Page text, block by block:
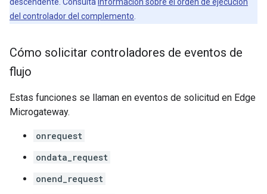
del controlador del complemento
Cómo solicitar controladores de eventos de
flujo
Estas funciones se llaman en eventos de solicitud en Edge
Microgateway.
onrequest
ondata_request
onend_request